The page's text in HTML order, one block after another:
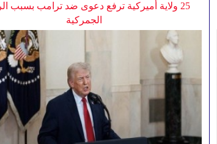
25 ولاية أميركية ترفع دعوى ضد ترامب بسبب
الجمركية